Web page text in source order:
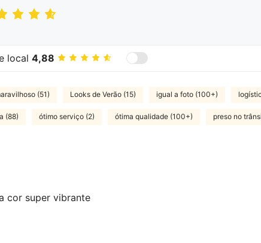
local 4,88
(51) Looks de Verão (15) igual a foto (100+)
(88) ótimo serviço (2) ótima qualidade (100+) preso no
cor super vibrante